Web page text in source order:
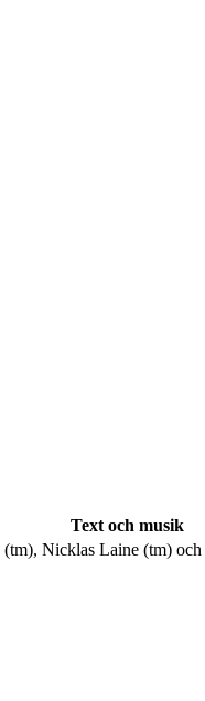
Text och musik
(tm), Nicklas Laine (tm) och